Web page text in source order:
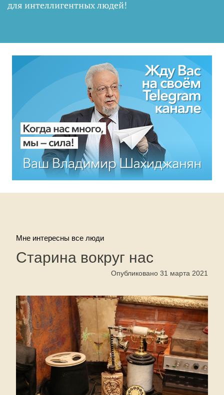
для интеллигентных людей!
Мне интересны все люди
Старина вокруг нас
Опубликовано 31 марта 2021